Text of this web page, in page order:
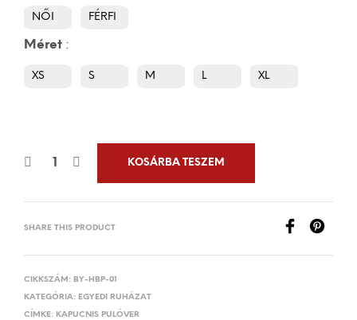
NŐI FÉRFI
Méret :
XS S M L XL
KOSÁRBA TESZEM
SHARE THIS PRODUCT
CIKKSZÁM: BY-HBP-01
KATEGÓRIA: EGYEDI RUHÁZAT
CÍMKE: KAPUCNIS PULÓVER